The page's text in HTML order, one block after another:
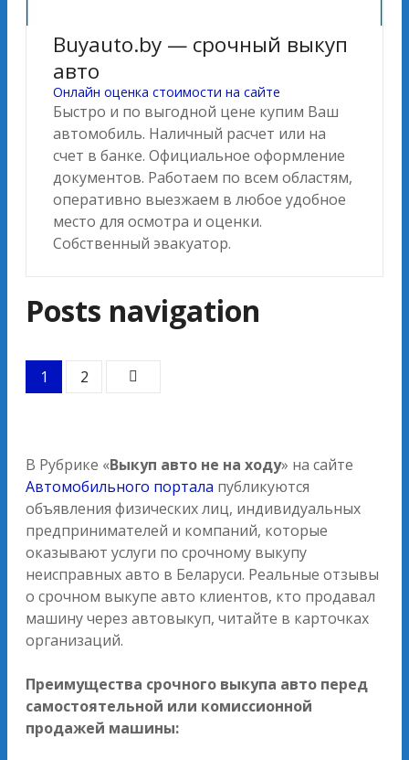
Buyauto.by — срочный выкуп
авто
Онлайн оценка стоимости на сайте
Быстро и по выгодной цене купим Ваш
автомобиль. Наличный расчет или на
счет в банке. Официальное оформление
документов. Работаем по всем областям,
оперативно выезжаем в любое удобное
место для осмотра и оценки.
Собственный эвакуатор.
Posts navigation
1 2
В Рубрике «Выкуп авто не на ходу» на сайте
Автомобильного портала публикуются
объявления физических лиц, индивидуальных
предпринимателей и компаний, которые
оказывают услуги по срочному выкупу
неисправных авто в Беларуси. Реальные отзывы
о срочном выкупе авто клиентов, кто продавал
машину через автовыкуп, читайте в карточках
организаций.
Преимущества срочного выкупа авто перед
самостоятельной или комиссионной
продажей машины: